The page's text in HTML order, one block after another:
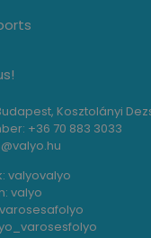
Kosztolányi
+36 70 883 3033
valyovalyo
valyo
varosesafolyo